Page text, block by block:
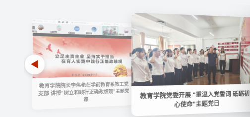
教育学院院长李伟艳在学前教育系教工党
支部 讲授“树立和践行正确政绩观”主题党
课 教育学院党委开展 “重温入党誓词 砥砺初
心使命”主题党日
◀